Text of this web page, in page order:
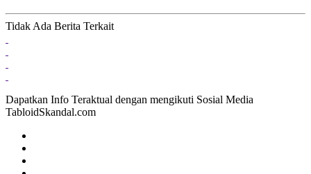
Tidak Ada Berita Terkait
Dapatkan Info Teraktual dengan mengikuti Sosial Media
TabloidSkandal.com